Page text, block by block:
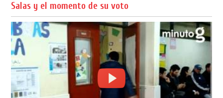
Salas y el momento de su voto